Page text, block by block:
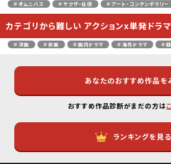
＃オムニバス
＃ヤクザ・任侠 ＃アート・コンテンポラリー
カテゴリから難しい アクションx単発ドラ
＃洋画 ＃邦画 ＃国内ドラマ ＃海外ドラマ ＃
あなたのおすすめ作品を
おすすめ作品診断がまだの方は
ランキングを見る